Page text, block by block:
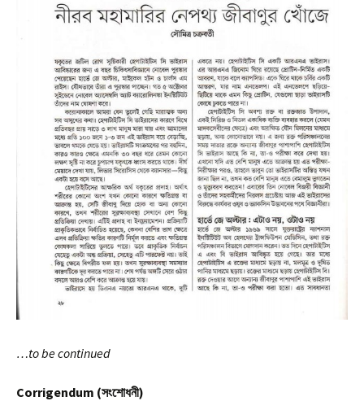
…to be continued
Corrigendum (সংশোধনী)